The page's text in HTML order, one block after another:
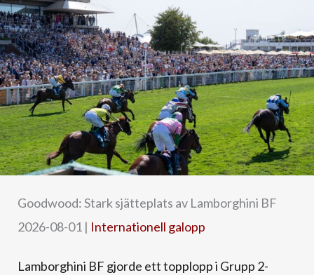
Goodwood: Stark sjätteplats av Lamborghini BF
2026-08-01 | Internationell galopp
Lamborghini BF gjorde ett topplopp i Grupp 2-